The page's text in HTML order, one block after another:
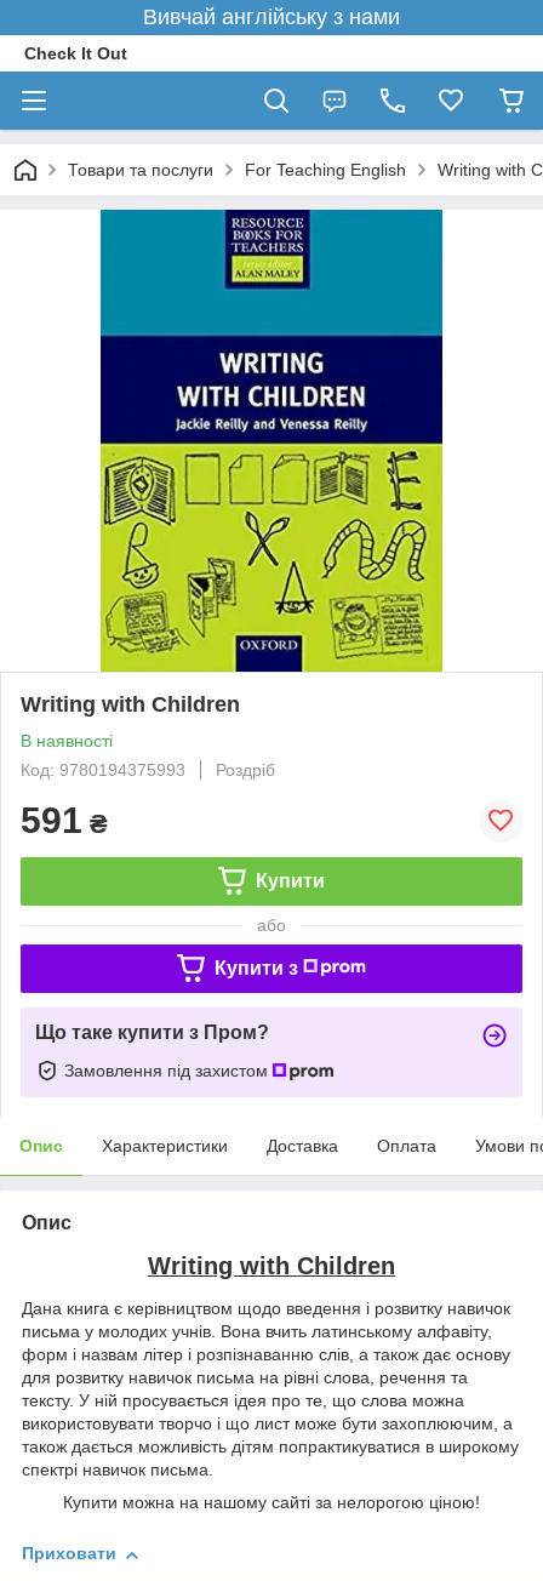
Вивчай англійську з нами
Check It Out
Товари та послуги For Teaching English Writing with
Writing with Children
В наявності
Код: 9780194375993
Роздріб
591 ₴
Купити
або
Купити з
Що таке купити з Пром?
Замовлення під захистом
Опис Характеристики Доставка Оплата Умови
Опис
Writing with Children
Дана книга є керівництвом щодо введення і розвитку навичок
письма у молодих учнів. Вона вчить латинському алфавіту,
форм і назвам літер і розпізнаванню слів, а також дає основу
для розвитку навичок письма на рівні слова, речення та
тексту. У ній просувається ідея про те, що слова можна
використовувати творчо і що лист може бути захоплюючим, а
також дається можливість дітям попрактикуватися в широкому
спектрі навичок письма.
Купити можна на нашому сайті за нелорогою ціною!
Приховати